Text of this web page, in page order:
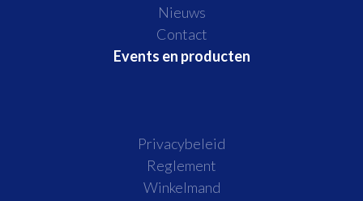
Nieuws
Contact
Events en producten
Privacybeleid
Reglement
Winkelmand